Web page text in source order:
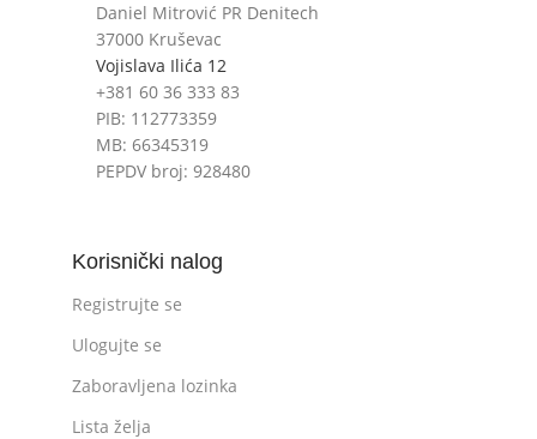
Daniel Mitrović PR Denitech
37000 Kruševac
Vojislava Ilića 12
+381 60 36 333 83
PIB: 112773359
MB: 66345319
PEPDV broj: 928480
Korisnički nalog
Registrujte se
Ulogujte se
Zaboravljena lozinka
Lista želja